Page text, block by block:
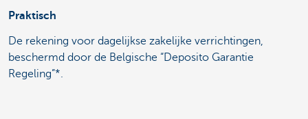
Praktisch
De rekening voor dagelijkse zakelijke verrichtingen,
beschermd door de Belgische “Deposito Garantie
Regeling”*.